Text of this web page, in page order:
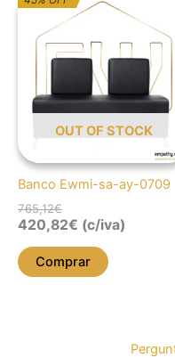
OUT OF STOCK
Banco Ewmi-sa-ay-0709
765,12€
preço
original
era:
765,12€.
preço
atual
é:
420,82€.
420,82€ (c/iva)
Comprar